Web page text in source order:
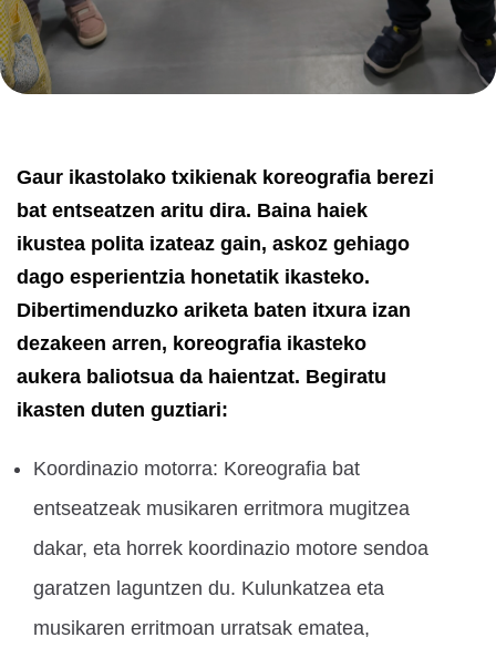
Gaur ikastolako txikienak koreografia berezi
bat entseatzen aritu dira. Baina haiek
ikustea polita izateaz gain, askoz gehiago
dago esperientzia honetatik ikasteko.
Dibertimenduzko ariketa baten itxura izan
dezakeen arren, koreografia ikasteko
aukera baliotsua da haientzat. Begiratu
ikasten duten guztiari:
Koordinazio motorra: Koreografia bat
entseatzeak musikaren erritmora mugitzea
dakar, eta horrek koordinazio motore sendoa
garatzen laguntzen du. Kulunkatzea eta
musikaren erritmoan urratsak ematea,